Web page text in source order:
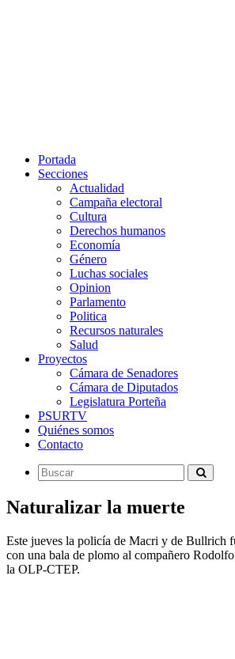
Portada
Secciones
Actualidad
Campaña electoral
Cultura
Derechos humanos
Economía
Género
Luchas sociales
Opinion
Parlamento
Politica
Recursos naturales
Salud
Proyectos
Cámara de Senadores
Cámara de Diputados
Legislatura Porteña
PSURTV
Quiénes somos
Contacto
Naturalizar la muerte
Este jueves la policía de Macri y de Bullrich
con una bala de plomo al compañero
la OLP-CTEP.